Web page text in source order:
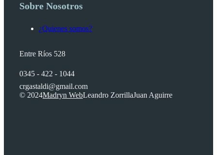
Sobre Nosotros
¿Quienes somos?
Entre Ríos 528
0345 - 422 - 1044
crgastaldi@gmail.com
© 2024Madryn WebLeandro ZorrillaJuan Aguirre